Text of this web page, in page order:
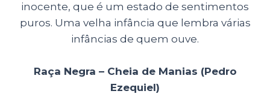
inocente, que é um estado de sentimentos
puros. Uma velha infância que lembra várias
infâncias de quem ouve.
Raça Negra – Cheia de Manias (Pedro
Ezequiel)